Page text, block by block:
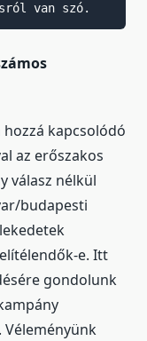
van szó.
kapcsolódó
az erőszakos
válasz nélkül
budapesti
e. Itt
gondolunk